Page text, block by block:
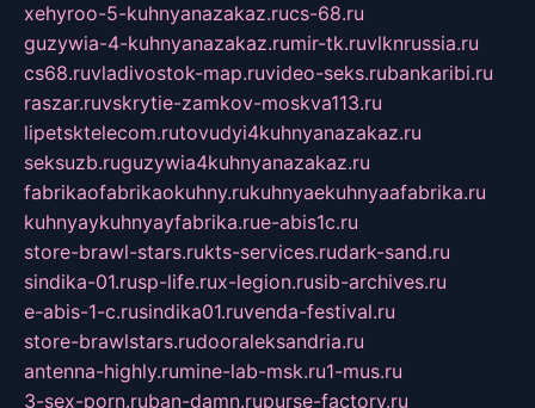
xehyroo-5-kuhnyanazakaz.rucs-68.ru
guzywia-4-kuhnyanazakaz.rumir-tk.ruvlknrussia.ru
cs68.ruvladivostok-map.ruvideo-seks.rubankaribi.ru
raszar.ruvskrytie-zamkov-moskva113.ru
lipetsktelecom.rutovudyi4kuhnyanazakaz.ru
seksuzb.ruguzywia4kuhnyanazakaz.ru
fabrikaofabrikaokuhny.rukuhnyaekuhnyaafabrika.ru
kuhnyaykuhnyayfabrika.rue-abis1c.ru
store-brawl-stars.rukts-services.rudark-sand.ru
sindika-01.rusp-life.rux-legion.rusib-archives.ru
e-abis-1-c.rusindika01.ruvenda-festival.ru
store-brawlstars.rudooraleksandria.ru
antenna-highly.rumine-lab-msk.ru1-mus.ru
3-sex-porn.ruban-damn.rupurse-factory.ru